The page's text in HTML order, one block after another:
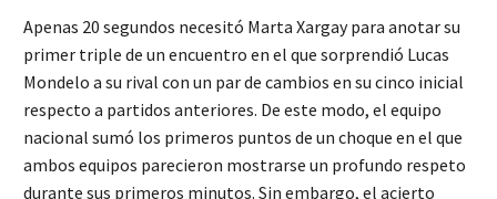
Apenas 20 segundos necesitó Marta Xargay para anotar su
primer triple de un encuentro en el que sorprendió Lucas
Mondelo a su rival con un par de cambios en su cinco inicial
respecto a partidos anteriores. De este modo, el equipo
nacional sumó los primeros puntos de un choque en el que
ambos equipos parecieron mostrarse un profundo respeto
durante sus primeros minutos. Sin embargo, el acierto